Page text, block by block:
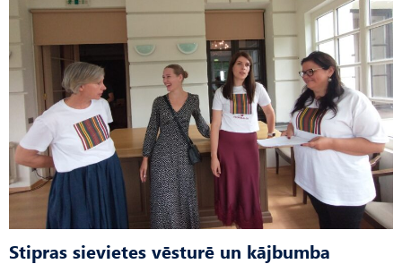
Stipras sievietes vēsturē un kājbumba